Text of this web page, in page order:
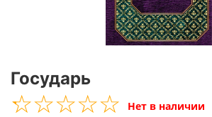
Государь
☆☆☆☆☆
★★★★★ Нет в наличии